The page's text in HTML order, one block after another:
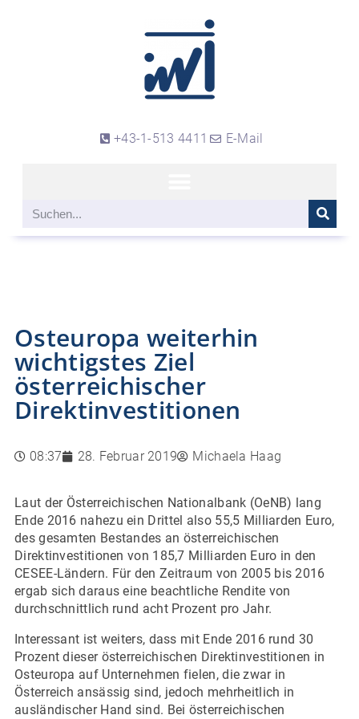
+43-1-513 4411 E-Mail
Osteuropa weiterhin
wichtigstes Ziel
österreichischer
Direktinvestitionen
08:37 28. Februar 2019 Michaela Haag
Laut der Österreichischen Nationalbank (OeNB) lang
Ende 2016 nahezu ein Drittel also 55,5 Milliarden Euro,
des gesamten Bestandes an österreichischen
Direktinvestitionen von 185,7 Milliarden Euro in den
CESEE-Ländern. Für den Zeitraum von 2005 bis 2016
ergab sich daraus eine beachtliche Rendite von
durchschnittlich rund acht Prozent pro Jahr.
Interessant ist weiters, dass mit Ende 2016 rund 30
Prozent dieser österreichischen Direktinvestitionen in
Osteuropa auf Unternehmen fielen, die zwar in
Österreich ansässig sind, jedoch mehrheitlich in
ausländischer Hand sind. Bei österreichischen